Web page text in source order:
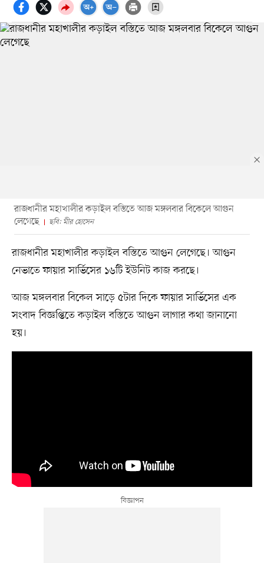
রাজধানীর মহাখালীর কড়াইল বস্তিতে আজ মঙ্গলবার বিকেলে আগুন
লেগেছে
ছবি: মীর হোসেন
রাজধানীর মহাখালীর কড়াইল বস্তিতে আগুন লেগেছে। আগুন
নেভাতে ফায়ার সার্ভিসের ১৬টি ইউনিট কাজ করছে।
আজ মঙ্গলবার বিকেল সাড়ে ৫টার দিকে ফায়ার সার্ভিসের এক
সংবাদ বিজ্ঞপ্তিতে কড়াইল বস্তিতে আগুন লাগার কথা জানানো
হয়।